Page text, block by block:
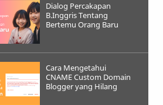
Dialog Percakapan
B.Inggris Tentang
Bertemu Orang Baru
Cara Mengetahui
CNAME Custom Domain
Blogger yang Hilang